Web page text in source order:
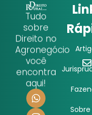
Tudo
sobre
Direito no
Agronegócio
você
encontra
aqui!